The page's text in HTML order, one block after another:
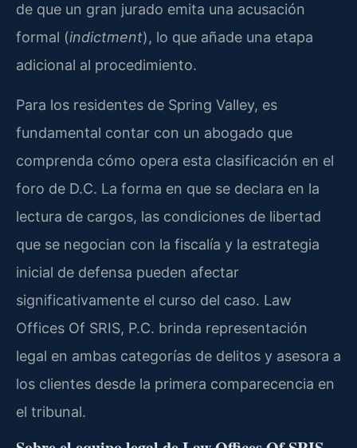
de que un gran jurado emita una acusación
formal (indictment), lo que añade una etapa
adicional al procedimiento.
Para los residentes de Spring Valley, es
fundamental contar con un abogado que
comprenda cómo opera esta clasificación en el
foro de D.C. La forma en que se declara en la
lectura de cargos, las condiciones de libertad
que se negocian con la fiscalía y la estrategia
inicial de defensa pueden afectar
significativamente el curso del caso. Law
Offices Of SRIS, P.C. brinda representación
legal en ambas categorías de delitos y asesora a
los clientes desde la primera comparecencia en
el tribunal.